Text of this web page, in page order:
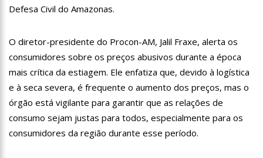
18:03 Bolsistas do Prouni começam a receber hoje auxílio de R$
qualidade das escolas no Amazonas
20:07 Amazonino pretende transforma o estado em um canteiro de
obras para combater desemprego? fome e miséria
19:46 Viviane Lima é aposta do MDB para ser deputada federal do
20:23
Prefeitura abre credenciamento de prestadores de serviços
para o Manausmed
00:59 Pré-Candidata a Deputada Federal, Viviane Lima(MDB)
Defesa Civil do Amazonas.
O diretor-presidente do Procon-AM, Jalil Fraxe, alerta os
consumidores sobre os preços abusivos durante a época
mais crítica da estiagem. Ele enfatiza que, devido à logística
e à seca severa, é frequente o aumento dos preços, mas o
órgão está vigilante para garantir que as relações de
consumo sejam justas para todos, especialmente para os
consumidores da região durante esse período.